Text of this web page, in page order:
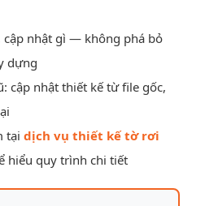
cập nhật gì — không phá bỏ
dựng
cập nhật thiết kế từ file gốc,
tại dịch vụ thiết kế tờ rơi
hiểu quy trình chi tiết